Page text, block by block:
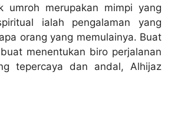
merupakan mimpi yang
ialah pengalaman yang
orang yang memulainya. Buat
menentukan biro perjalanan
tepercaya dan andal, Alhijaz